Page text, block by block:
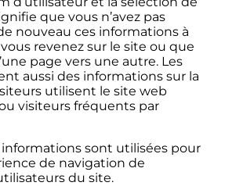
que vous n’avez pas
nouveau ces informations à
revenez sur le site ou que
page vers une autre. Les
aussi des informations sur la
utilisent le site web
visiteurs fréquents par
sont utilisées pour
de navigation de
du site.